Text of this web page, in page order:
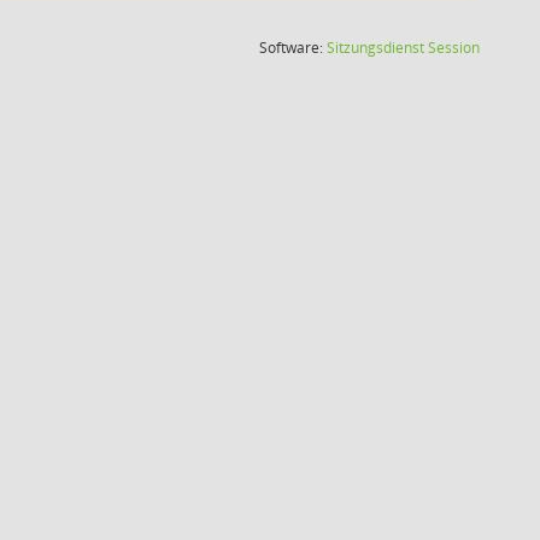
Software:SitzungsdienstSession(Wird in